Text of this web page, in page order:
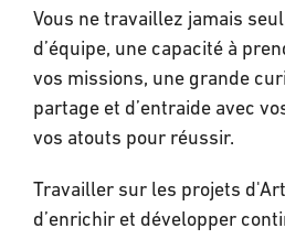
Vous ne travaillez jamais
d’équipe, une capacité à
vos missions, une grande
partage et d’entraide avec
vos atouts pour réussir.
Travailler sur les projets
d’enrichir et développer